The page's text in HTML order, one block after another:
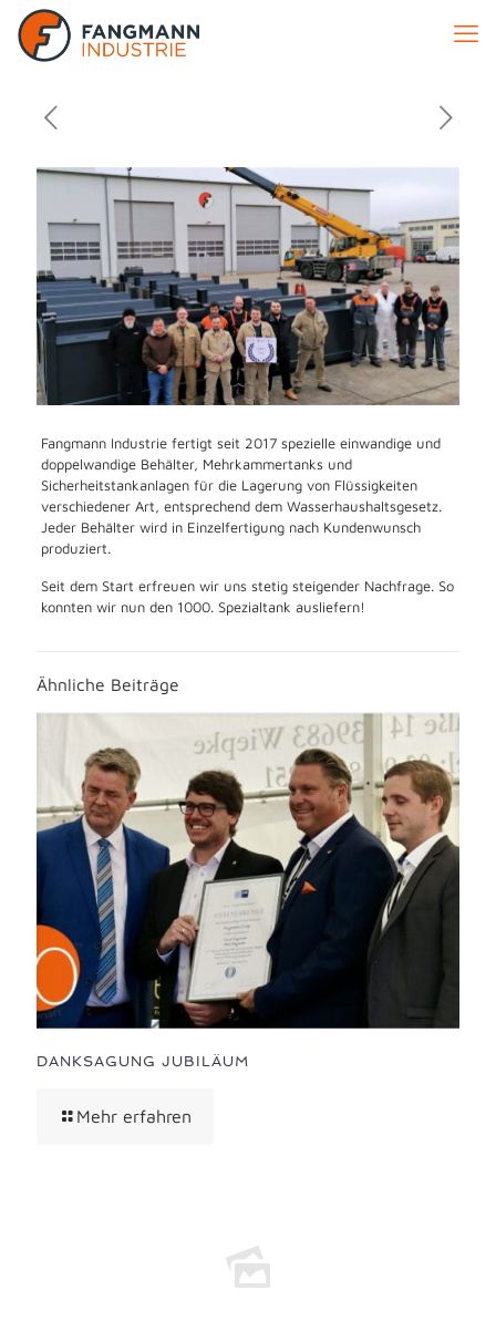
Fangmann Industrie fertigt seit 2017 spezielle einwandige und
doppelwandige Behälter, Mehrkammertanks und
Sicherheitstankanlagen für die Lagerung von Flüssigkeiten
verschiedener Art, entsprechend dem Wasserhaushaltsgesetz.
Jeder Behälter wird in Einzelfertigung nach Kundenwunsch
produziert.
Seit dem Start erfreuen wir uns stetig steigender Nachfrage. So
konnten wir nun den 1000. Spezialtank ausliefern!
Ähnliche Beiträge
DANKSAGUNG JUBILÄUM
Mehr erfahren